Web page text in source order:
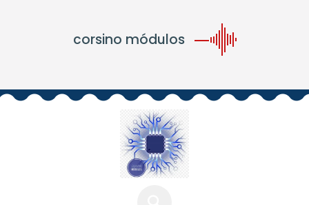
corsino módulos